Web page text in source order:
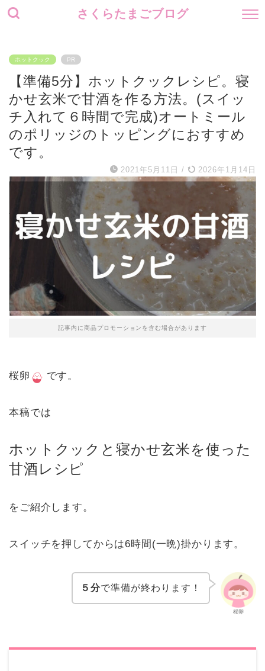
さくらたまごブログ
ホットクック PR
【準備5分】ホットクックレシピ。寝
かせ玄米で甘酒を作る方法。(スイッ
チ入れて６時間で完成)オートミール
のポリッジのトッピングにおすすめ
です。
2021年5月11日 / 2026年1月14日
記事内に商品プロモーションを含む場合があります
桜卵 です。
本稿では
ホットクックと寝かせ玄米を使った
甘酒レシピ
をご紹介します。
スイッチを押してからは6時間(一晩)掛かります。
桜卵
５分で準備が終わります！